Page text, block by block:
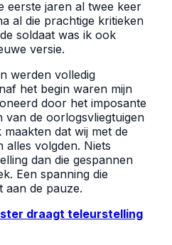
eerste jaren al twee keer
al die prachtige kritieken
soldaat was ik ook
versie.
werden volledig
het begin waren mijn
door het imposante
van de oorlogsvliegtuigen
dat wij met de
alles volgden. Niets
dan die gespannen
Een spanning die
aan de pauze.
draagt teleurstelling